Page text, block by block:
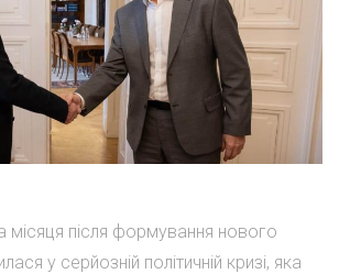
місяця після формування нового
у серйозній політичній кризі, яка